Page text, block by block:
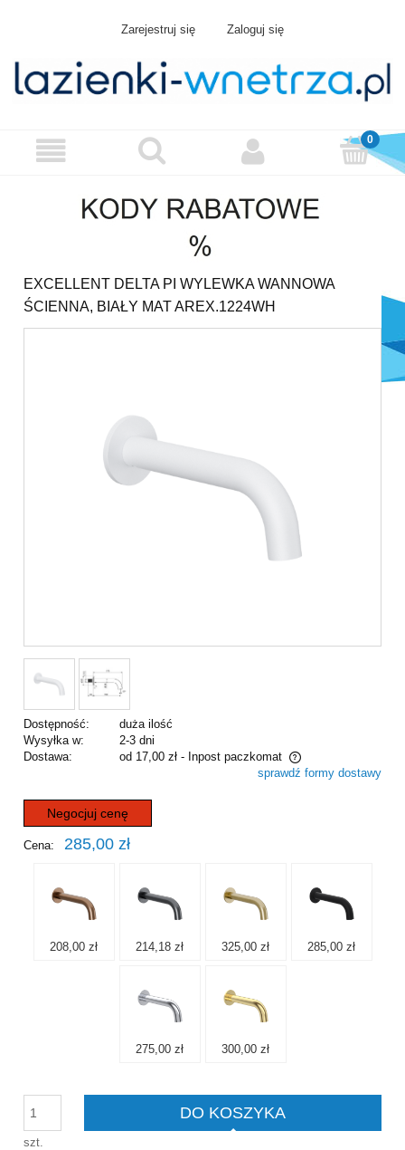
Zarejestruj się Zaloguj się
EXCELLENT DELTA PI WYLEWKA WANNOWA
ŚCIENNA, BIAŁY MAT AREX.1224WH
Dostępność:
duża ilość
Wysyłka w:
2-3 dni
Dostawa:
od 17,00 zł - Inpost paczkomat
Cena nie zawiera ewentualnych kosztów płatnościsprawdź formy dostawy
Negocjuj cenę
Cena: 285,00 zł
208,00 zł 214,18 zł 325,00 zł 285,00 zł
275,00 zł 300,00 zł
szt.
DO KOSZYKA